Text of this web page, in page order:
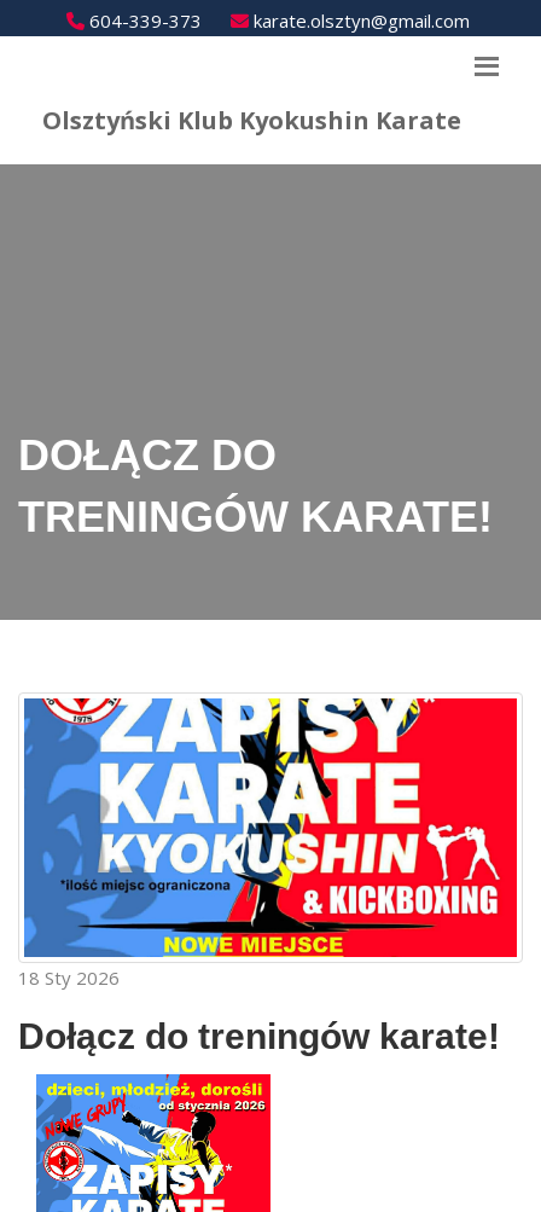
604-339-373 karate.olsztyn@gmail.com
Olsztyński Klub Kyokushin Karate
DOŁĄCZ DO
TRENINGÓW KARATE!
18 Sty 2026
Dołącz do treningów karate!